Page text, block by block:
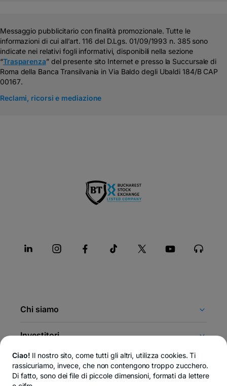
Messaggio pubblicitario con finalità promozionale. Tutte le
informazioni di cui all’art. 116 del D.Lgs. 01/09/1993 n. 385 sono
indicate nei relativi fogli informativi, disponibili nella sezione
“Trasparenza” del presente sito Internet e presso la Succursale di
Roma della Banca Transilvania in Via Baldo degli Ubaldi 184/B CAP
00167.
Reclami, ricorsi e mediazione
Chi siamo
Investitori
Gruppo finanziario BT
Ciao! Il nostro sito, come tutti gli altri, utilizza cookies. Ti
rassicuriamo, invece, che non contengono troppo zucchero.
Di fatto, sono dei file di piccole dimensioni, formati da lettere